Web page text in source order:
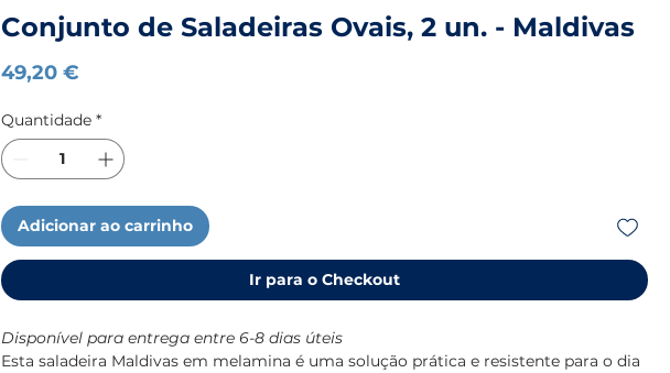
Conjunto de Saladeiras Ovais, 2 un. - Maldivas
49,20 €
Quantidade *
Adicionar ao carrinho
Ir para o Checkout
Disponível para entrega entre 6-8 dias úteis
Esta saladeira Maldivas em melamina é uma solução prática e resistente para o dia